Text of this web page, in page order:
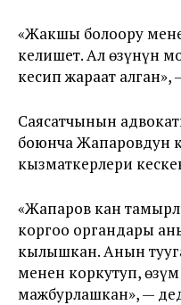
«Жакшы болоору
келишет. Ал өзүнүн
кесип жараат алган»,
Саясатчынын
боюнча Жапаровдун
кызматкерлери
«Жапаров кан
коргоо органдары
кылышкан. Анын
менен коркутуп,
мажбурлашкан», —